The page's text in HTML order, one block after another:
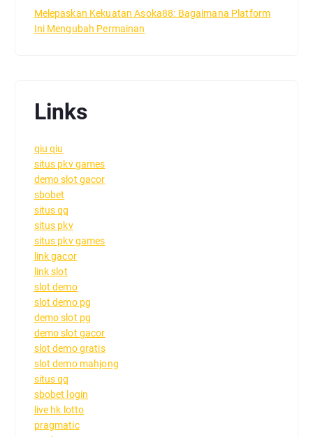
Melepaskan Kekuatan Asoka88: Bagaimana Platform
Ini Mengubah Permainan
Links
qiu qiu
situs pkv games
demo slot gacor
sbobet
situs qq
situs pkv
situs pkv games
link gacor
link slot
slot demo
slot demo pg
demo slot pg
demo slot gacor
slot demo gratis
slot demo mahjong
situs qq
sbobet login
live hk lotto
pragmatic